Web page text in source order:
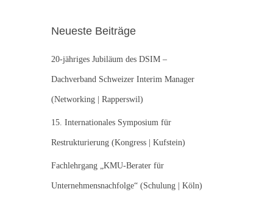
n
a
c
:
Neueste Beiträge
20-jähriges Jubiläum des DSIM –
Dachverband Schweizer Interim Manager
(Networking | Rapperswil)
15. Internationales Symposium für
Restrukturierung (Kongress | Kufstein)
Fachlehrgang „KMU-Berater für
Unternehmensnachfolge“ (Schulung | Köln)